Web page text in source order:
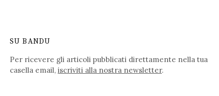
SU BANDU
Per ricevere gli articoli pubblicati direttamente nella tua
casella email, iscriviti alla nostra newsletter.